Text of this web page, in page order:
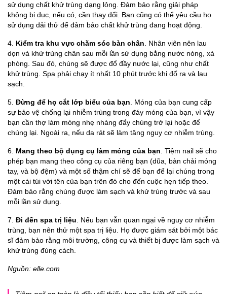
sử dụng chất khử trùng dạng lỏng. Đảm bảo rằng giải pháp
không bị đục, nếu có, cần thay đổi. Bạn cũng có thể yêu cầu họ
sử dụng dải thử để đảm bảo chất khử trùng đang hoạt động.
4. Kiểm tra khu vực chăm sóc bàn chân. Nhân viên nên lau
dọn và khử trùng chân sau mỗi lần sử dụng bằng nước nóng, xà
phòng. Sau đó, chúng sẽ được đổ đầy nước lại, cũng như chất
khử trùng. Spa phải chạy ít nhất 10 phút trước khi đổ ra và lau
sạch.
5. Đừng để họ cắt lớp biểu của bạn. Móng của bạn cung cấp
sự bảo vệ chống lại nhiễm trùng trong đáy móng của bạn, vì vậy
bạn cần thợ làm móng nhẹ nhàng đẩy chúng trở lại hoặc để
chúng lại. Ngoài ra, nếu da rát sẽ làm tăng nguy cơ nhiễm trùng.
6. Mang theo bộ dụng cụ làm móng của bạn. Tiệm nail sẽ cho
phép bạn mang theo công cụ của riêng bạn (dũa, bàn chải móng
tay, và bộ đệm) và một số thậm chí sẽ để bạn để lại chúng trong
một cái túi với tên của bạn trên đó cho đến cuộc hẹn tiếp theo.
Đảm bảo rằng chúng được làm sạch và khử trùng trước và sau
mỗi lần sử dụng.
7. Đi đến spa trị liệu. Nếu bạn vẫn quan ngại về nguy cơ nhiễm
trùng, bạn nên thử một spa trị liệu. Họ được giám sát bởi một bác
sĩ đảm bảo rằng môi trường, công cụ và thiết bị được làm sạch và
khử trùng đúng cách.
Nguồn: elle.com